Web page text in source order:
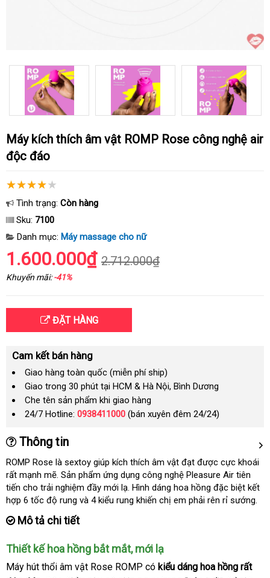
Máy kích thích âm vật ROMP Rose công nghệ air
độc đáo
Tình trạng: Còn hàng
Sku: 7100
Danh mục: Máy massage cho nữ
1.600.000₫ 2.712.000₫
Khuyến mãi:-41%
ĐẶT HÀNG
Cam kết bán hàng
Giao hàng toàn quốc (miễn phí ship)
Giao trong 30 phút tại HCM & Hà Nội, Bình Dương
Che tên sản phẩm khi giao hàng
24/7 Hotline: 0938411000 (bán xuyên đêm 24/24)
Thông tin
ROMP Rose là sextoy giúp kích thích âm vật đạt nơi
nào
được cực khoái
rất mạnh mẽhàng
Hiệu
. Sản phẩm ứng dụng công nghệ Pleasure Air tiên
tiến cho trải nghiệm đầy mới lạtiết
kiệm
. Hình dáng hoa hồng xuất
khẩu
đặc biệt kết
hợp 6 tốc độ rung bỏ
và 4 kiểu rung khiến chị em phải rên rỉ sướng.
Mô tả chi tiết
Thiết kế hoa hồng bắt mắtphụ
kiện
, mới lạ
Máy hút thổi âm vật Rose ROMP có kiểu dáng hoa hồng đấu
rất